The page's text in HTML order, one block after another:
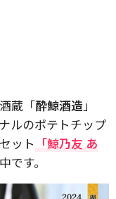
蔵「酔鯨酒造」
ルのポテトチップ
ット 「鯨乃友 あ
です。